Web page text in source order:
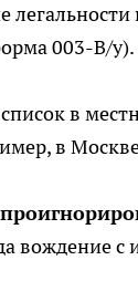
003-В/у).
в
в
вождение